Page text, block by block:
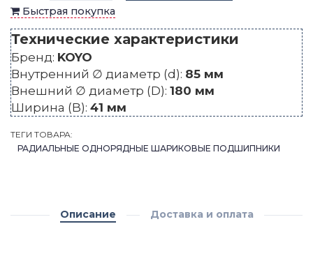
Быстрая покупка
Технические характеристики
Бренд: KOYO
Внутренний ∅ диаметр (d): 85 мм
Внешний ∅ диаметр (D): 180 мм
Ширина (B): 41 мм
ТЕГИ ТОВАРА:
РАДИАЛЬНЫЕ ОДНОРЯДНЫЕ ШАРИКОВЫЕ ПОДШИПНИКИ
Описание Доставка и оплата